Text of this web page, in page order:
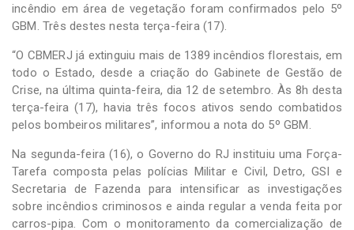
incêndio em área de vegetação foram confirmados pelo 5º
GBM. Três destes nesta terça-feira (17).
“O CBMERJ já extinguiu mais de 1389 incêndios florestais, em
todo o Estado, desde a criação do Gabinete de Gestão de
Crise, na última quinta-feira, dia 12 de setembro. Às 8h desta
terça-feira (17), havia três focos ativos sendo combatidos
pelos bombeiros militares”, informou a nota do 5º GBM.
Na segunda-feira (16), o Governo do RJ instituiu uma Força-
Tarefa composta pelas polícias Militar e Civil, Detro, GSI e
Secretaria de Fazenda para intensificar as investigações
sobre incêndios criminosos e ainda regular a venda feita por
carros-pipa. Com o monitoramento da comercialização de